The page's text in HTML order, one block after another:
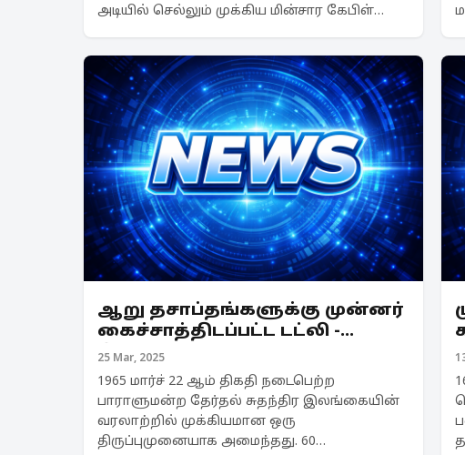
அடியில் செல்லும் முக்கிய மின்சார கேபிள்
கண்டறிந்த...
ஆறு தசாப்தங்களுக்கு முன்னர்
கைச்சாத்திடப்பட்ட டட்லி -
செல்வா உடன்படிக்கை
25 Mar, 2025
1965 மார்ச் 22 ஆம் திகதி நடைபெற்ற
பாராளுமன்ற தேர்தல் சுதந்திர இலங்கையின்
வரலாற்றில் முக்கியமான ஒரு
திருப்புமுனையாக அமைந்தது. 60